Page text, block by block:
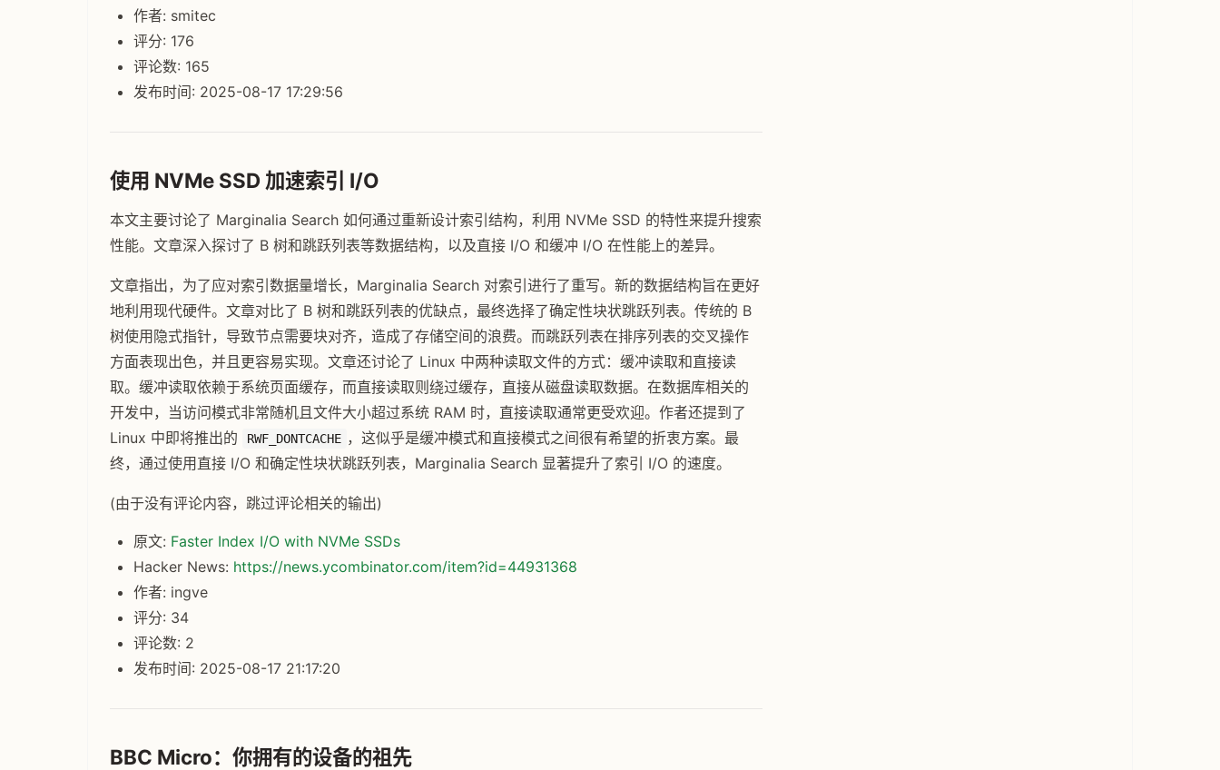
作者: smitec
评分: 176
评论数: 165
发布时间: 2025-08-17 17:29:56
使用 NVMe SSD 加速索引 I/O
本文主要讨论了 Marginalia Search 如何通过重新设计索引结构，利用 NVMe SSD 的特性来提升搜索
性能。文章深入探讨了 B 树和跳跃列表等数据结构，以及直接 I/O 和缓冲 I/O 在性能上的差异。
文章指出，为了应对索引数据量增长，Marginalia Search 对索引进行了重写。新的数据结构旨在更好
地利用现代硬件。文章对比了 B 树和跳跃列表的优缺点，最终选择了确定性块状跳跃列表。传统的 B
树使用隐式指针，导致节点需要块对齐，造成了存储空间的浪费。而跳跃列表在排序列表的交叉操作
方面表现出色，并且更容易实现。文章还讨论了 Linux 中两种读取文件的方式：缓冲读取和直接读
取。缓冲读取依赖于系统页面缓存，而直接读取则绕过缓存，直接从磁盘读取数据。在数据库相关的
开发中，当访问模式非常随机且文件大小超过系统 RAM 时，直接读取通常更受欢迎。作者还提到了
Linux 中即将推出的
RWF_DONTCACHE ，这似乎是缓冲模式和直接模式之间很有希望的折衷方案。最
终，通过使用直接 I/O 和确定性块状跳跃列表，Marginalia Search 显著提升了索引 I/O 的速度。
(由于没有评论内容，跳过评论相关的输出)
原文: Faster Index I/O with NVMe SSDs
Hacker News: https://news.ycombinator.com/item?id=44931368
作者: ingve
评分: 34
评论数: 2
发布时间: 2025-08-17 21:17:20
BBC Micro：你拥有的设备的祖先